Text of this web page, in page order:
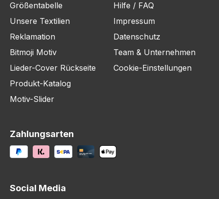
Größentabelle
Unsere Textilien
Reklamation
Bitmoji Motiv
Lieder-Cover Rückseite
Produkt-Katalog
Motiv-Slider
Hilfe / FAQ
Impressum
Datenschutz
Team & Unternehmen
Cookie-Einstellungen
Zahlungsarten
Social Media